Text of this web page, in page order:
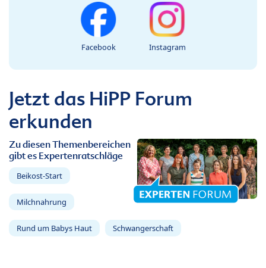
Facebook Instagram
Jetzt das HiPP Forum
erkunden
Zu diesen Themenbereichen
gibt es Expertenratschläge
Beikost-Start
Milchnahrung
Rund um Babys Haut Schwangerschaft